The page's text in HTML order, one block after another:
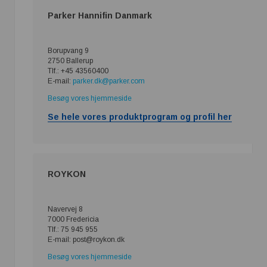
Parker Hannifin Danmark
Borupvang 9
2750 Ballerup
Tlf.: +45 43560400
E-mail: parker.dk@parker.com
Besøg vores hjemmeside
Se hele vores produktprogram og profil her
ROYKON
Navervej 8
7000 Fredericia
Tlf.: 75 945 955
E-mail: post@roykon.dk
Besøg vores hjemmeside